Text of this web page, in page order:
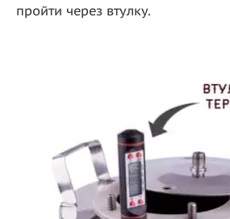
пройти через втулку.